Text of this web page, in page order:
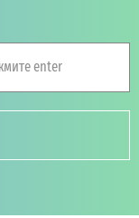
enter